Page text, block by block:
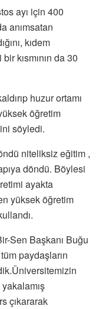
ayı için 400
anımsatan
kıdem
kısmının da 30
huzur ortamı
öğretim
söyledi.
niteliksiz eğitim ,
döndü. Böylesi
ayakta
yüksek öğretim
Sen Başkanı Buğu
paydaşların
çıkararak